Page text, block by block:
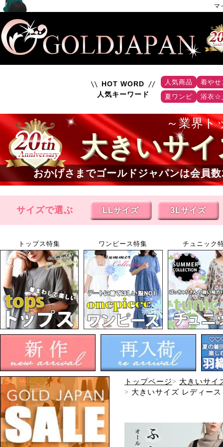
マ
HOT WORD
人気キーワード
人気商品
着やせ
夏ワンピ
浴衣☆
業界ト
大きいサ
おかげさまでゴールドジャパンは会員数
サイズで選ぶ LLサイズ 3Lサイズ
トップス特集 ワンピース特集 チュニック
トップページ
大きいサイ
大きいサイズ レディー